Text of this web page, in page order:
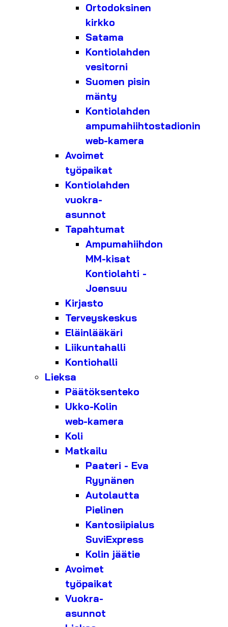
Ortodoksinen
kirkko
Satama
Kontiolahden
vesitorni
Suomen pisin
mänty
Kontiolahden
ampumahiihtostadionin
web-kamera
Avoimet
työpaikat
Kontiolahden
vuokra-
asunnot
Tapahtumat
Ampumahiihdon
MM-kisat
Kontiolahti -
Joensuu
Kirjasto
Terveyskeskus
Eläinlääkäri
Liikuntahalli
Kontiohalli
Lieksa
Päätöksenteko
Ukko-Kolin
web-kamera
Koli
Matkailu
Paateri - Eva
Ryynänen
Autolautta
Pielinen
Kantosiipialus
SuviExpress
Kolin jäätie
Avoimet
työpaikat
Vuokra-
asunnot